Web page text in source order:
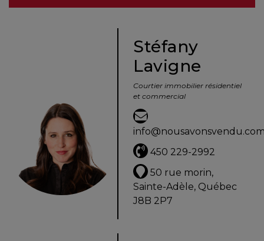
Évaluation
Avec
un
Stéfany
Lavigne
Courtier immobilier résidentiel
et commercial
450 229-2992
50 rue morin,
Sainte-Adèle, Québec
J8B 2P7